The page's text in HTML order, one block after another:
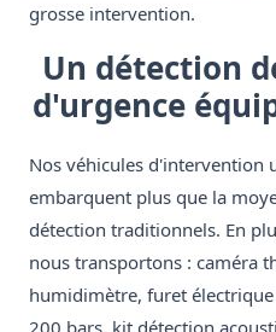
grosse intervention.
Un détection
d'urgence
Nos véhicules d'intervention
embarquent plus que la
détection traditionnels. En
nous transportons : caméra
humidimètre, furet